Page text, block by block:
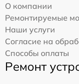
О компании
Ремонтируемые
Наши услуги
Согласие на
Способы оплаты
Ремонт